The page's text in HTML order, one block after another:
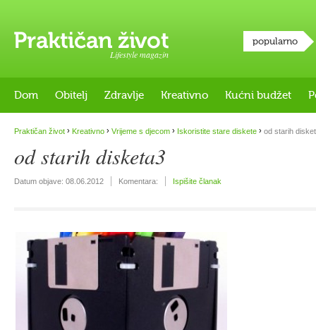
Lifestyle magazin
popularno
Dom Obitelj Zdravlje Kreativno Kućni budžet
Praktičan život › Kreativno › Vrijeme s djecom › Iskoristite stare diskete › od starih
od starih disketa3
Datum objave: 08.06.2012 Komentara: Ispišite članak